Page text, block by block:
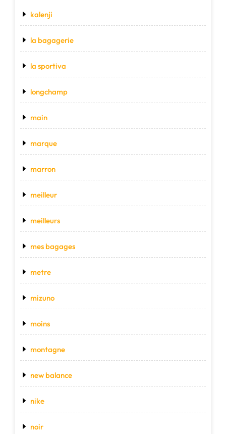
kalenji
la bagagerie
la sportiva
longchamp
main
marque
marron
meilleur
meilleurs
mes bagages
metre
mizuno
moins
montagne
new balance
nike
noir